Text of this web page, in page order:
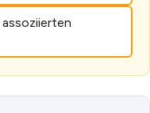
assoziierten